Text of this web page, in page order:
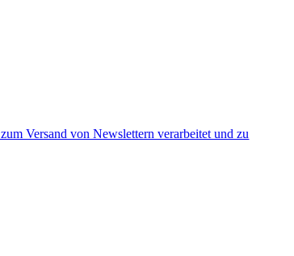
Versand von Newslettern verarbeitet und zu